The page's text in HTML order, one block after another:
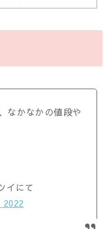
なかなかの値段や
イにて